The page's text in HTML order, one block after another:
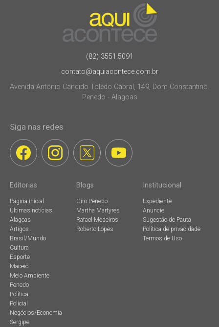
(82) 3551.5091
contato@aquiacontece.com.br
Avenida Antonio Candido Toledo Cabral, 149, Dom Constantino.
Penedo - Alagoas
Siga nas redes
Editorias
Página inicial
Últimas notícias
Alagoas
Artigos
Brasil/Mundo
Cultura
Esporte
Maceió
Meio Ambiente
Penedo
Política
Policial
Negócios/Economia
Sergipe
Blogs
Giro Penedo
Martha Martyres
Rafael Medeiros
Roberto Lopes
Institucional
Expediente
Anuncie
Sugestão de Pauta
Política de privacidade
Termos de Uso